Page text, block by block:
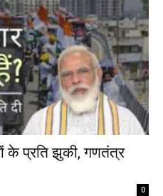
के प्रति झुकी, गणतंत्र
0